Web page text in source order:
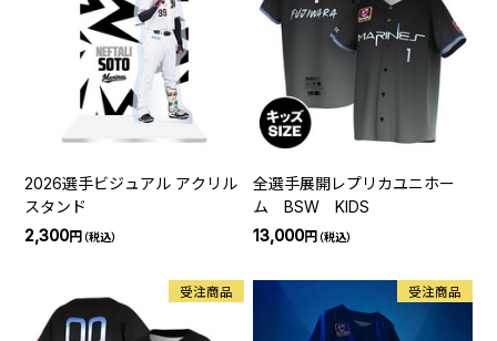
2026選手ビジュアル アクリル
スタンド
2,300円（税込）
全選手展開レプリカユニホー
ム BSW KIDS
13,000円（税込）
受注商品 受注商品